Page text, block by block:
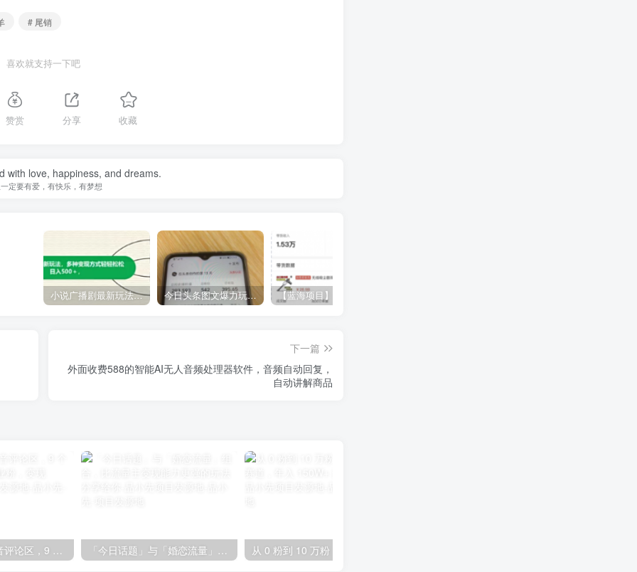
# 尾销
喜欢就支持一下吧
赞赏 分享 收藏
with love, happiness, and dreams.
定要有爱，有快乐，有梦想
小说广播剧最新玩法，多种变现方式轻轻松松日入500＋【揭秘】 今日头条图文爆力玩法,AI自动生成文案，当天见收益，轻松日入500+
下一篇
外面收费588的智能AI无人音频处理器软件，音频自动回复，
自动讲解商品